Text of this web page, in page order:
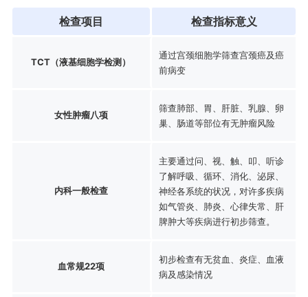
检查项目 检查指标意义
TCT（液基细胞学检测）
通过宫颈细胞学筛查宫颈癌及癌
前病变
女性肿瘤八项
筛查肺部、胃、肝脏、乳腺、卵
巢、肠道等部位有无肿瘤风险
内科一般检查
主要通过问、视、触、叩、听诊
了解呼吸、循环、消化、泌尿、
神经各系统的状况，对许多疾病
如气管炎、肺炎、心律失常、肝
脾肿大等疾病进行初步筛查。
血常规22项
初步检查有无贫血、炎症、血液
病及感染情况